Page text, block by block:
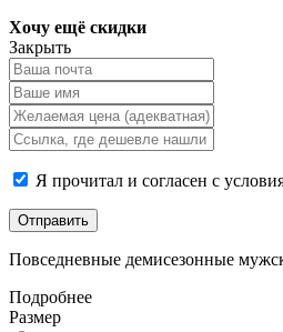
Хочу ещё скидки
Закрыть
Я прочитал и согласен с
Отправить
Повседневные демисезонные
Подробнее
Размер